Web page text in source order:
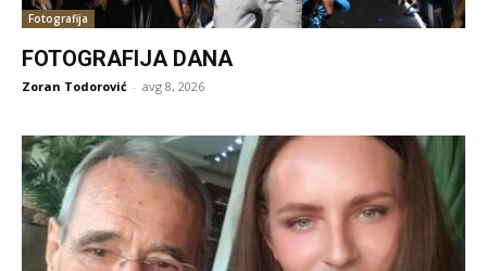
Fotografija
FOTOGRAFIJA DANA
Zoran Todorović - avg 8, 2026